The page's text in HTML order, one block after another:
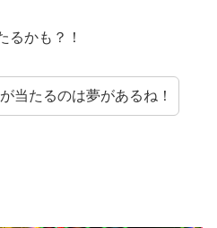
るかも？！
当たるのは夢があるね！